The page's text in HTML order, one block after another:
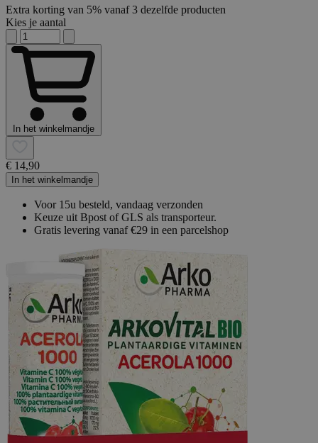
Extra korting van 5% vanaf 3 dezelfde producten
Kies je aantal
In het winkelmandje
€ 14,90
In het winkelmandje
Voor 15u besteld, vandaag verzonden
Keuze uit Bpost of GLS als transporteur.
Gratis levering vanaf €29 in een parcelshop